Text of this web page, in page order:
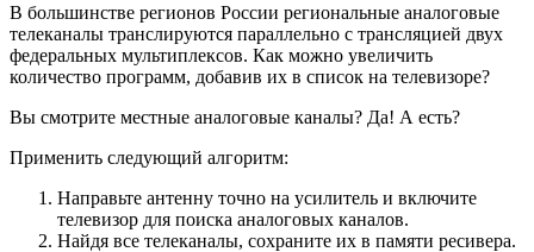
В большинстве регионов России региональные аналоговые
телеканалы транслируются параллельно с трансляцией двух
федеральных мультиплексов. Как можно увеличить
количество программ, добавив их в список на телевизоре?
Вы смотрите местные аналоговые каналы? Да! А есть?
Применить следующий алгоритм:
Направьте антенну точно на усилитель и включите
телевизор для поиска аналоговых каналов.
Найдя все телеканалы, сохраните их в памяти ресивера.